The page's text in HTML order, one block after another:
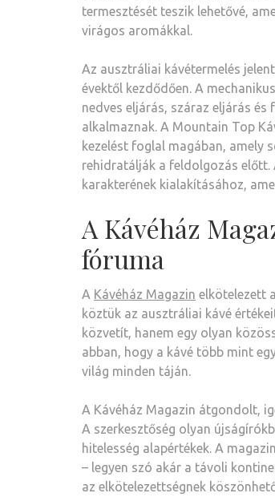
termesztését teszik lehetővé,
virágos aromákkal.
Az ausztráliai kávétermelés
évektől kezdődően. A
nedves eljárás, száraz eljárás
alkalmaznak. A Mountain Top
kezelést foglal magában, amely
rehidratálják a feldolgozás előtt.
karakterének kialakításához,
A Kávéház
fóruma
A Kávéház Magazin elkötelezett
köztük az ausztráliai kávé
közvetít, hanem egy olyan
abban, hogy a kávé több mint
világ minden táján.
A Kávéház Magazin átgondolt,
A szerkesztőség olyan
hitelesség alapértékek. A
– legyen szó akár a távoli
az elkötelezettségnek